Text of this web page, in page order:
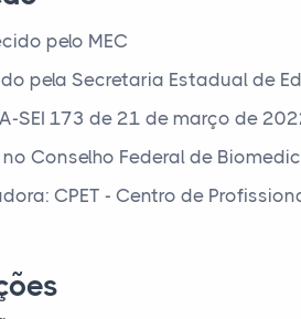
pelo MEC
pela Secretaria Estadual de
SEI 173 de 21 de março de
Conselho Federal de
CPET - Centro de